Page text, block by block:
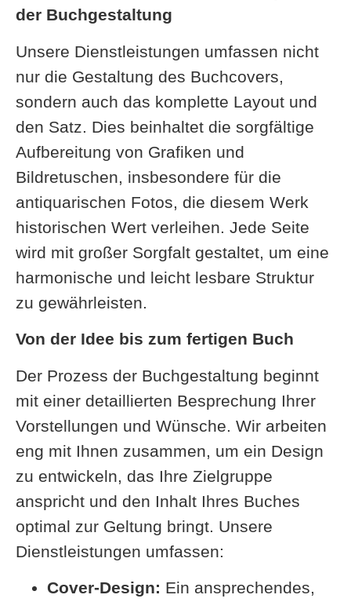
der Buchgestaltung
Unsere Dienstleistungen umfassen nicht
nur die Gestaltung des Buchcovers,
sondern auch das komplette Layout und
den Satz. Dies beinhaltet die sorgfältige
Aufbereitung von Grafiken und
Bildretuschen, insbesondere für die
antiquarischen Fotos, die diesem Werk
historischen Wert verleihen. Jede Seite
wird mit großer Sorgfalt gestaltet, um eine
harmonische und leicht lesbare Struktur
zu gewährleisten.
Von der Idee bis zum fertigen Buch
Der Prozess der Buchgestaltung beginnt
mit einer detaillierten Besprechung Ihrer
Vorstellungen und Wünsche. Wir arbeiten
eng mit Ihnen zusammen, um ein Design
zu entwickeln, das Ihre Zielgruppe
anspricht und den Inhalt Ihres Buches
optimal zur Geltung bringt. Unsere
Dienstleistungen umfassen:
Cover-Design: Ein ansprechendes,